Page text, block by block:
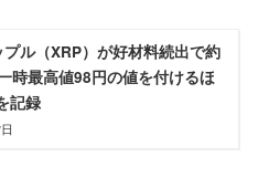
プル（XRP）が好材料続出で約
時最高値98円の値を付けるほ
記録